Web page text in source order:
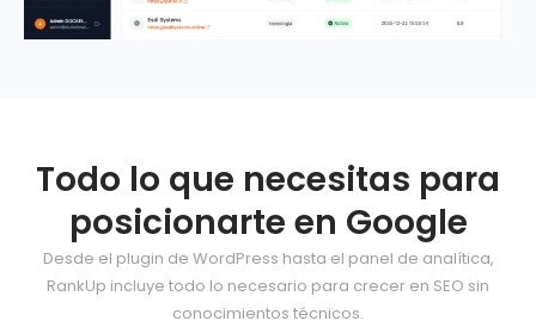
Todo lo que necesitas para
posicionarte en Google
Desde el plugin de WordPress hasta el panel de analítica,
RankUp incluye todo lo necesario para crecer en SEO sin
conocimientos técnicos.